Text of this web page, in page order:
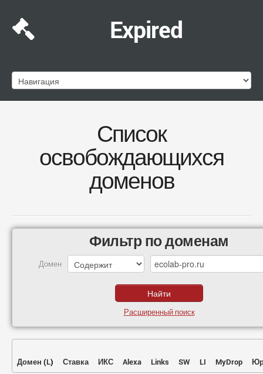
Expired
Список
освобождающихся
доменов
Фильтр по доменам
Домен
Расширенный поиск
Домен (L) Ставка ИКС Alexa Links SW LI MyDrop